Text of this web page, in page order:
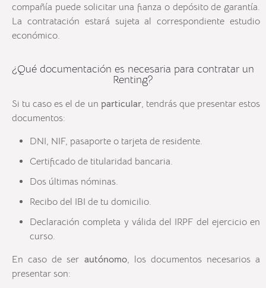
compañía puede solicitar una fianza o depósito de garantía.
La contratación estará sujeta al correspondiente estudio
económico.
¿Qué documentación es necesaria para contratar un
Renting?
Si tu caso es el de un particular, tendrás que presentar estos
documentos:
DNI, NIF, pasaporte o tarjeta de residente.
Certificado de titularidad bancaria.
Dos últimas nóminas.
Recibo del IBI de tu domicilio.
Declaración completa y válida del IRPF del ejercicio en
curso.
En caso de ser autónomo, los documentos necesarios a
presentar son: